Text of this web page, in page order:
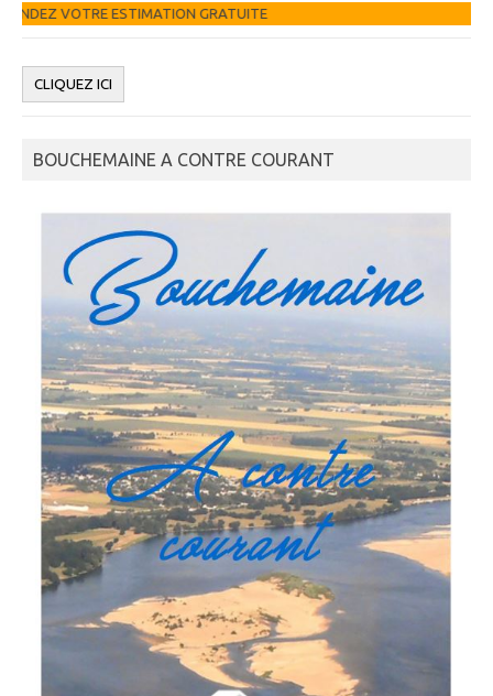
GRATUITE
BOUCHEMAINE A CONTRE COURANT